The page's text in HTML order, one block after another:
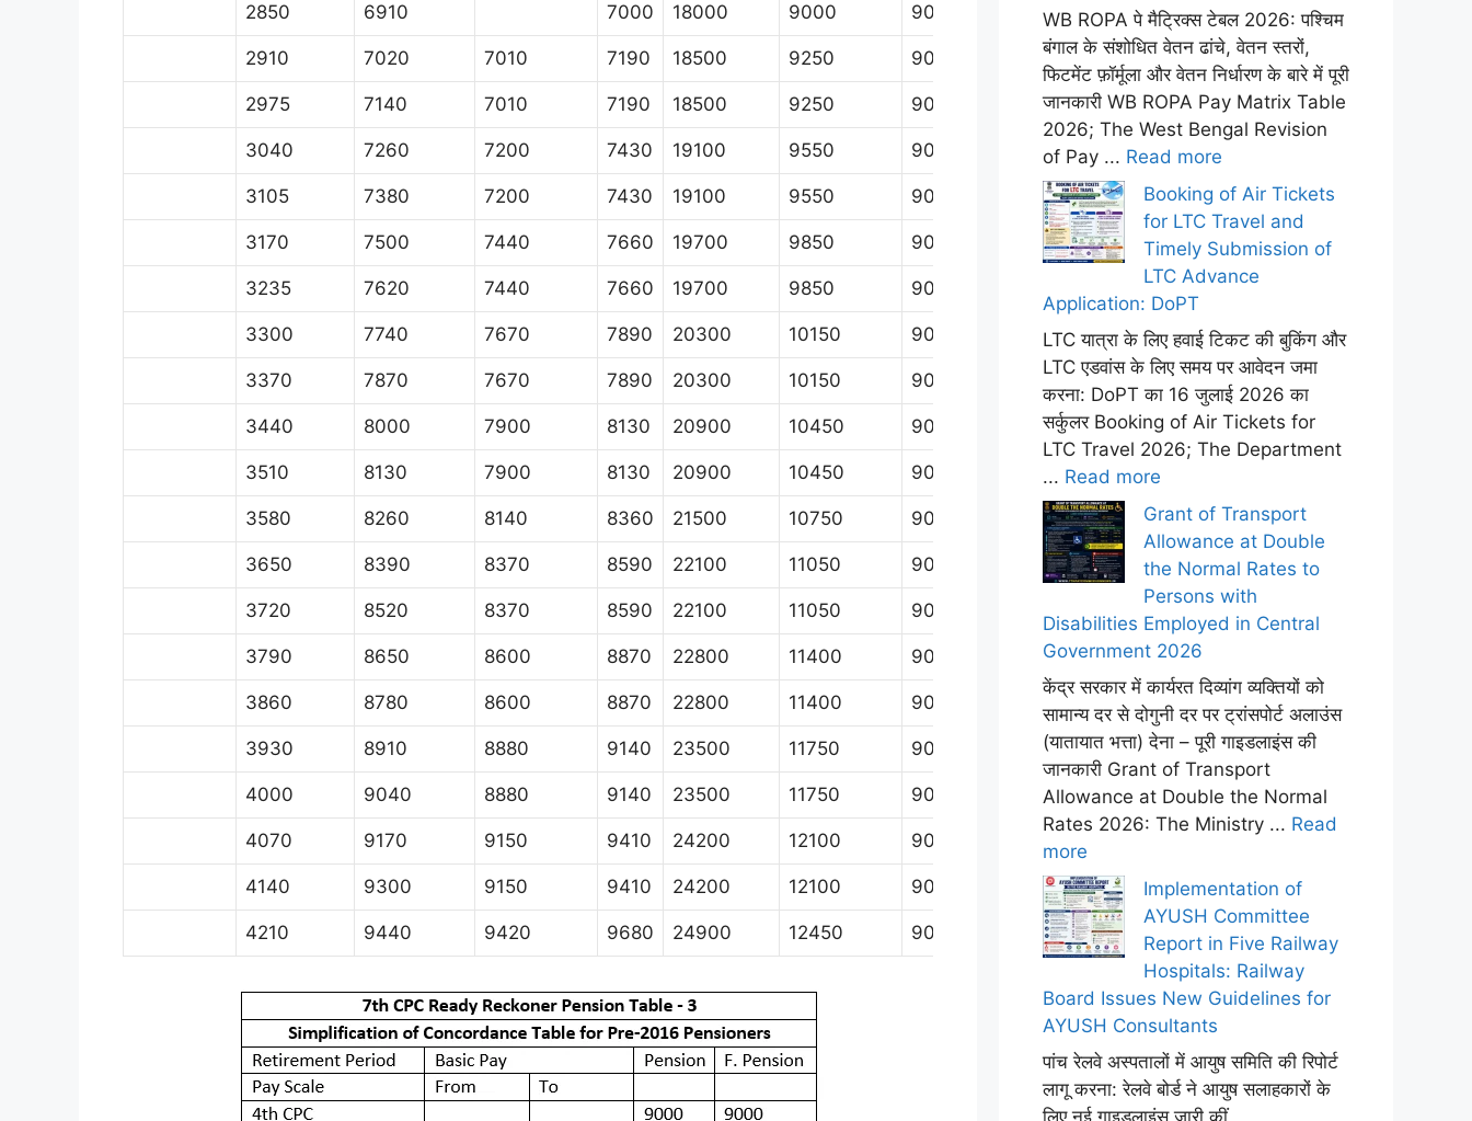
2850 6910 7000 18000 9000 9000
2910 7020 7010 7190 18500 9250 9000
2975 7140 7010 7190 18500 9250 9000
3040 7260 7200 7430 19100 9550 9000
3105 7380 7200 7430 19100 9550 9000
3170 7500 7440 7660 19700 9850 9000
3235 7620 7440 7660 19700 9850 9000
3300 7740 7670 7890 20300 10150 9000
3370 7870 7670 7890 20300 10150 9000
3440 8000 7900 8130 20900 10450 9000
3510 8130 7900 8130 20900 10450 9000
3580 8260 8140 8360 21500 10750 9000
3650 8390 8370 8590 22100 11050 9000
3720 8520 8370 8590 22100 11050 9000
3790 8650 8600 8870 22800 11400 9000
3860 8780 8600 8870 22800 11400 9000
3930 8910 8880 9140 23500 11750 9000
4000 9040 8880 9140 23500 11750 9000
4070 9170 9150 9410 24200 12100 9000
4140 9300 9150 9410 24200 12100 9000
4210 9440 9420 9680 24900 12450 9000
WB ROPA पे मैट्रिक्स टेबल 2026: पश्चिम
बंगाल के संशोधित वेतन ढांचे, वेतन स्तरों,
फिटमेंट फ़ॉर्मूला और वेतन निर्धारण के बारे में पूरी
जानकारी WB ROPA Pay Matrix Table
2026; The West Bengal Revision
of Pay ... Read more
Booking of Air Tickets
for LTC Travel and
Timely Submission of
LTC Advance
Application: DoPT
LTC यात्रा के लिए हवाई टिकट की बुकिंग और
LTC एडवांस के लिए समय पर आवेदन जमा
करना: DoPT का 16 जुलाई 2026 का
सर्कुलर Booking of Air Tickets for
LTC Travel 2026; The Department
... Read more
Grant of Transport
Allowance at Double
the Normal Rates to
Persons with
Disabilities Employed in Central
Government 2026
केंद्र सरकार में कार्यरत दिव्यांग व्यक्तियों को
सामान्य दर से दोगुनी दर पर ट्रांसपोर्ट अलाउंस
(यातायात भत्ता) देना – पूरी गाइडलाइंस की
जानकारी Grant of Transport
Allowance at Double the Normal
Rates 2026: The Ministry ... Read
more
Implementation of
AYUSH Committee
Report in Five Railway
Hospitals: Railway
Board Issues New Guidelines for
AYUSH Consultants
पांच रेलवे अस्पतालों में आयुष समिति की रिपोर्ट
लागू करना: रेलवे बोर्ड ने आयुष सलाहकारों के
लिए नई गाइडलाइंस जारी कीं